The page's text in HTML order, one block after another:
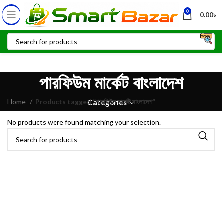
0 0.00৳
পারফিউম মার্কেট বাংলাদেশ
Categories
Home Products tagged “পারফিউম মার্কেট বাংলাদেশ”
No products were found matching your selection.